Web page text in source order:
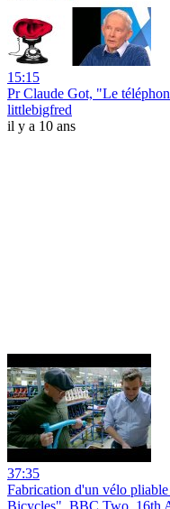
15:15
Pr Claude Got, "Le
littlebigfred
il y a 10 ans
37:35
Fabrication d'un vélo